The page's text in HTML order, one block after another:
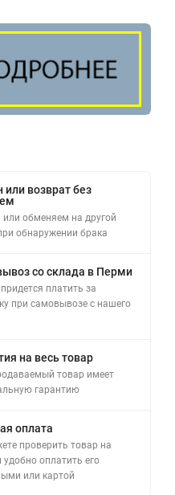
возврат без
или обменяем на другой
обнаружении брака
со склада в Перми
платить за
при самовывозе с нашего
на весь товар
товар имеет
гарантию
оплата
проверить товар на
удобно оплатить его
или картой